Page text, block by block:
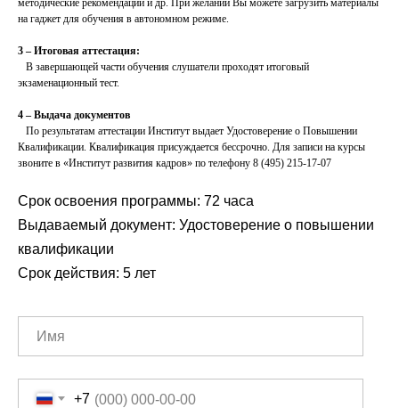
методические рекомендации и др. При желании Вы можете загрузить материалы
на гаджет для обучения в автономном режиме.
3 – Итоговая аттестация:
В завершающей части обучения слушатели проходят итоговый
экзаменационный тест.
4 – Выдача документов
По результатам аттестации Институт выдает Удостоверение о Повышении
Квалификации. Квалификация присуждается бессрочно. Для записи на курсы
звоните в «Институт развития кадров» по телефону 8 (495) 215-17-07
Срок освоения программы: 72 часа
Выдаваемый документ: Удостоверение о повышении
квалификации
Срок действия: 5 лет
+7